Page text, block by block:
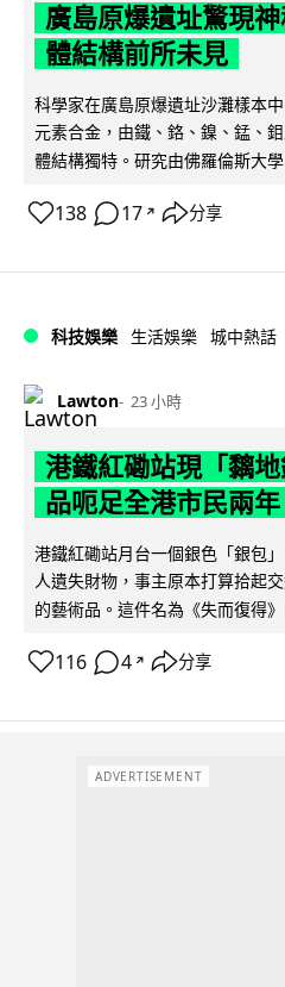
廣島原爆遺址驚現
體結構前所未見
科學家在廣島原爆遺址沙灘樣本
元素合金，由鐵、鉻、鎳、錳、
體結構獨特。研究由佛羅倫斯大
138 17 ↗ 分享
科技娛樂 生活娛樂 城中熱話
Lawton 23 小時
港鐵紅磡站現「黐
品呃足全港市民兩年
港鐵紅磡站月台一個銀色「銀包
人遺失財物，事主原本打算拾起
的藝術品。這件名為《失而復得
116 4 ↗ 分享
ADVERTISEMENT